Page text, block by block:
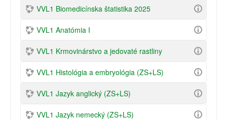
VVL1 Biomedicínska štatistika 2025
VVL1 Anatómia I
VVL1 Krmovinárstvo a jedovaté rastliny
VVL1 Histológia a embryológia (ZS+LS)
VVL1 Jazyk anglický (ZS+LS)
VVL1 Jazyk nemecký (ZS+LS)